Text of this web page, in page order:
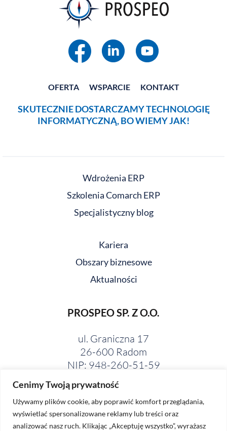
Cenimy Twoją prywatność
Używamy plików cookie, aby poprawić komfort przeglądania,
wyświetlać spersonalizowane reklamy lub treści oraz
analizować nasz ruch. Klikając „Akceptuję wszystko”, wyrażasz
OFERTA WSPARCIE KONTAKT
SKUTECZNIE DOSTARCZAMY TECHNOLOGIĘ
INFORMATYCZNĄ, BO WIEMY JAK!
PROSPEO SP. Z O.O.
ul. Graniczna 17
26-600 Radom
NIP: 948-260-51-59
Wdrożenia ERP
Szkolenia Comarch ERP
Specjalistyczny blog
Kariera
Obszary biznesowe
Aktualności